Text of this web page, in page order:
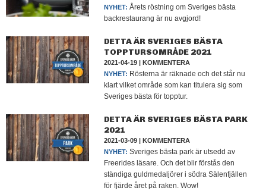
NYHET: Årets röstning om Sveriges bästa
backrestaurang är nu avgjord!
DETTA ÄR SVERIGES BÄSTA
TOPPTURSOMRÅDE 2021
2021-04-19 |KOMMENTERA
NYHET: Rösterna är räknade och det står nu
klart vilket område som kan titulera sig som
Sveriges bästa för topptur.
DETTA ÄR SVERIGES BÄSTA PARK
2021
2021-03-09 |KOMMENTERA
NYHET: Sveriges bästa park är utsedd av
Freerides läsare. Och det blir förstås den
ständiga guldmedaljörer i södra Sälenfjällen
för fjärde året på raken. Wow!